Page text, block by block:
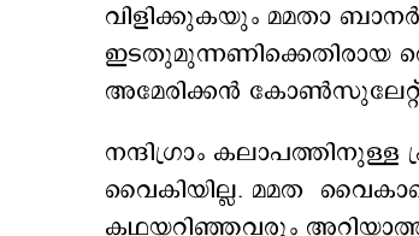
വിളിക്കുകയും മമതാ
ഇടതുമുന്നണിക്കെതിരായ
അമേരിക്കൻ
നന്ദിഗ്രാം
വൈകിയില്ല. മമത
കഥയറിഞ്ഞവരും